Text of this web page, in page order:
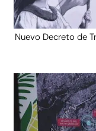
Nuevo Decreto de